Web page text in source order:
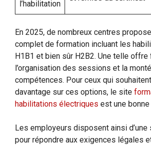
l’habilitation
En 2025, de nombreux centres
complet de formation incluant les
H1B1 et bien sûr H2B2. Une telle
l’organisation des sessions et la
compétences. Pour ceux qui
davantage sur ces options, le site
habilitations électriques est une
Les employeurs disposent ainsi
pour répondre aux exigences légales